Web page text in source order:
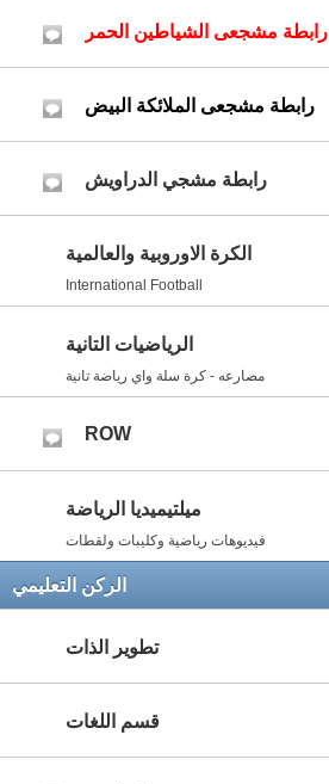
رابطة مشجعى الشياطين الحمر
رابطة مشجعى الملائكة البيض
رابطة مشجي الدراويش
الكرة الاوروبية والعالمية
International Football
الرياضيات التانية
مصارعه - كرة سلة واي رياضة تانية
ROW
ميلتيميديا الرياضة
فيديوهات رياضية وكليبات ولقطات
الركن التعليمي
تطوير الذات
قسم اللغات